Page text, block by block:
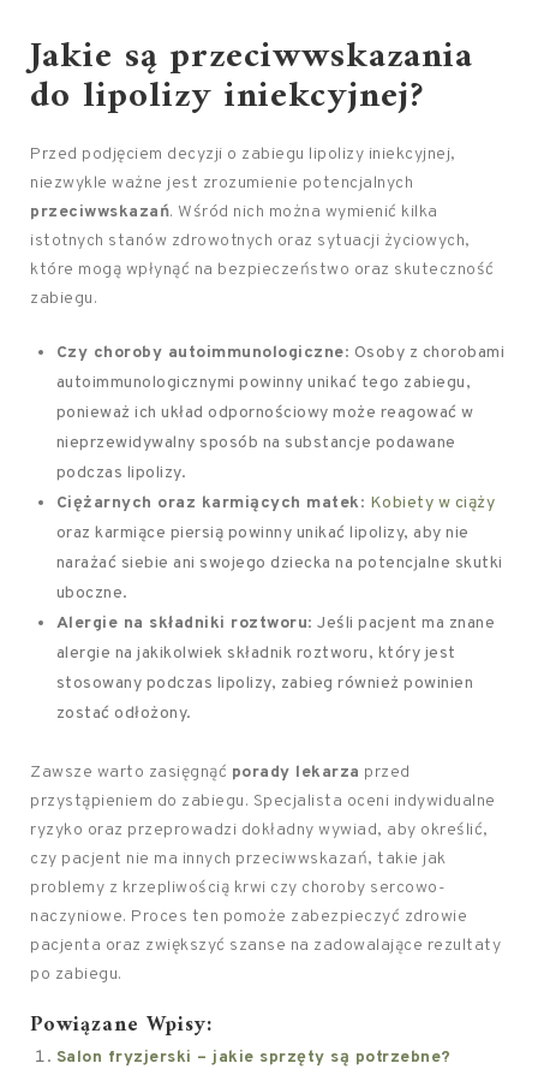
Jakie są przeciwwskazania
do lipolizy iniekcyjnej?
Przed podjęciem decyzji o zabiegu lipolizy iniekcyjnej,
niezwykle ważne jest zrozumienie potencjalnych
przeciwwskazań. Wśród nich można wymienić kilka
istotnych stanów zdrowotnych oraz sytuacji życiowych,
które mogą wpłynąć na bezpieczeństwo oraz skuteczność
zabiegu.
Czy choroby autoimmunologiczne: Osoby z chorobami
autoimmunologicznymi powinny unikać tego zabiegu,
ponieważ ich układ odpornościowy może reagować w
nieprzewidywalny sposób na substancje podawane
podczas lipolizy.
Ciężarnych oraz karmiących matek: Kobiety w ciąży
oraz karmiące piersią powinny unikać lipolizy, aby nie
narażać siebie ani swojego dziecka na potencjalne skutki
uboczne.
Alergie na składniki roztworu: Jeśli pacjent ma znane
alergie na jakikolwiek składnik roztworu, który jest
stosowany podczas lipolizy, zabieg również powinien
zostać odłożony.
Zawsze warto zasięgnąć porady lekarza przed
przystąpieniem do zabiegu. Specjalista oceni indywidualne
ryzyko oraz przeprowadzi dokładny wywiad, aby określić,
czy pacjent nie ma innych przeciwwskazań, takie jak
problemy z krzepliwością krwi czy choroby sercowo-
naczyniowe. Proces ten pomoże zabezpieczyć zdrowie
pacjenta oraz zwiększyć szanse na zadowalające rezultaty
po zabiegu.
Powiązane Wpisy:
Salon fryzjerski – jakie sprzęty są potrzebne?